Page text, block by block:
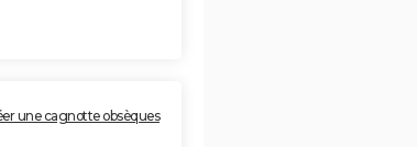
une cagnotte obsèques